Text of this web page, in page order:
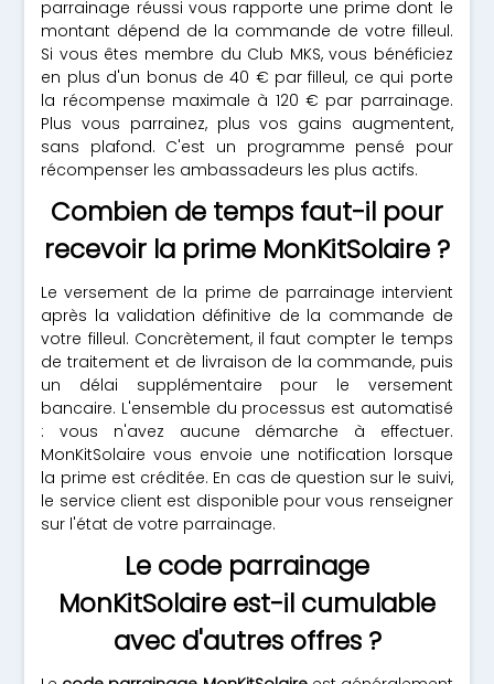
parrainage réussi vous rapporte une prime dont le
montant dépend de la commande de votre filleul.
Si vous êtes membre du Club MKS, vous bénéficiez
en plus d'un bonus de 40 € par filleul, ce qui porte
la récompense maximale à 120 € par parrainage.
Plus vous parrainez, plus vos gains augmentent,
sans plafond. C'est un programme pensé pour
récompenser les ambassadeurs les plus actifs.
Combien de temps faut-il pour
recevoir la prime MonKitSolaire ?
Le versement de la prime de parrainage intervient
après la validation définitive de la commande de
votre filleul. Concrètement, il faut compter le temps
de traitement et de livraison de la commande, puis
un délai supplémentaire pour le versement
bancaire. L'ensemble du processus est automatisé
: vous n'avez aucune démarche à effectuer.
MonKitSolaire vous envoie une notification lorsque
la prime est créditée. En cas de question sur le suivi,
le service client est disponible pour vous renseigner
sur l'état de votre parrainage.
Le code parrainage
MonKitSolaire est-il cumulable
avec d'autres offres ?